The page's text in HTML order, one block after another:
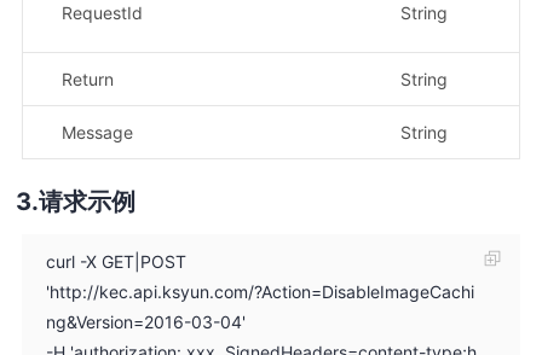
RequestId String
Return String
Message String
请求示例
curl -X GET|POST
'http://kec.api.ksyun.com/?Action=DisableImageCachi
ng&Version=2016-03-04'